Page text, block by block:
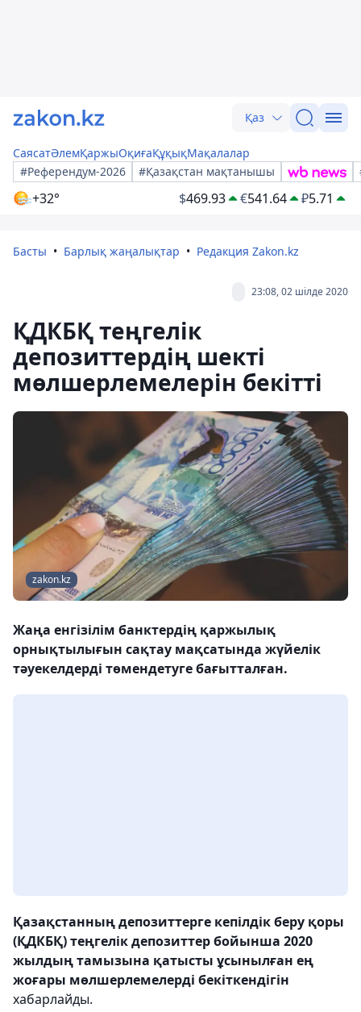
Қаз
СаясатӘлемҚаржыОқиғаҚұқықМақалалар
#Референдум-2026
#Қазақстан мақтанышы
+32° $469.93 €541.64 ₽5.71
Басты Барлық жаңалықтар Редакция Zakon.kz
23:08, 02 шілде 2020
ҚДКБҚ теңгелік
депозиттердің шекті
мөлшерлемелерін бекітті
zakon.kz
Жаңа енгізілім банктердің қаржылық
орнықтылығын сақтау мақсатында жүйелік
тәуекелдерді төмендетуге бағытталған.
Қазақстанның депозиттерге кепілдік беру қоры
(ҚДКБҚ) теңгелік депозиттер бойынша 2020
жылдың тамызына қатысты ұсынылған ең
жоғары мөлшерлемелерді бекіткендігін
хабарлайды.